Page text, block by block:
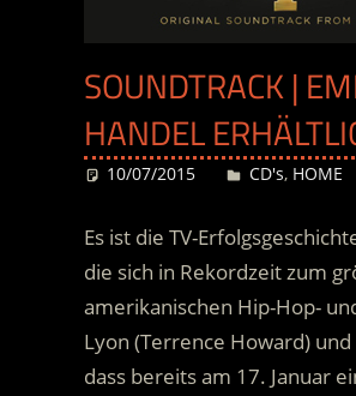
SOUNDTRACK |
HANDEL
10/07/2015 Desiree
CD's, HOME
Es ist die TV-
die sich in Rekordzeit zum
amerikanischen Hip-Hop-
Lyon (Terrence Howard)
dass bereits am 17. Januar